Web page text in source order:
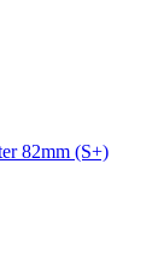
82mm (S+)